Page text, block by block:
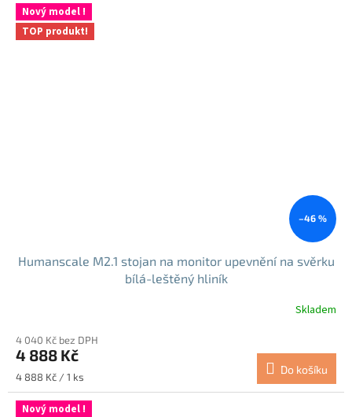
Nový model !
TOP produkt!
–46 %
Humanscale M2.1 stojan na monitor upevnění na svěrku
bílá-leštěný hliník
Skladem
4 040 Kč bez DPH
4 888 Kč
Měrná
cena:
4 888 Kč / 1 ks
Do košíku
Nový model !